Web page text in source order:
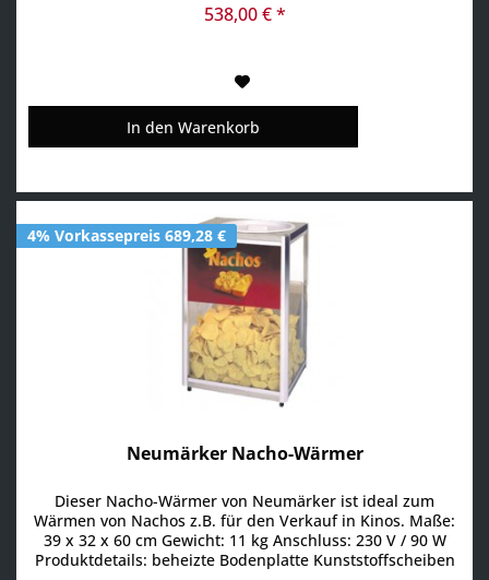
538,00 € *
In den Warenkorb
4% Vorkassepreis 689,28 €
Neumärker Nacho-Wärmer
Dieser Nacho-Wärmer von Neumärker ist ideal zum
Wärmen von Nachos z.B. für den Verkauf in Kinos. Maße:
39 x 32 x 60 cm Gewicht: 11 kg Anschluss: 230 V / 90 W
Produktdetails: beheizte Bodenplatte Kunststoffscheiben